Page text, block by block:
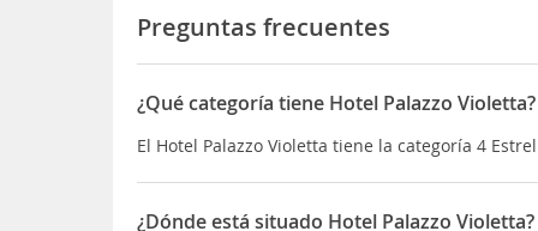
Preguntas frecuentes
¿Qué categoría tiene Hotel Palazzo Violetta?
El Hotel Palazzo Violetta tiene la categoría 4
¿Dónde está situado Hotel Palazzo Violetta?